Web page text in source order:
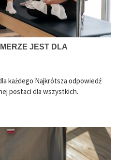
JEST DLA
każdego Najkrótsza odpowiedź
postaci dla wszystkich.